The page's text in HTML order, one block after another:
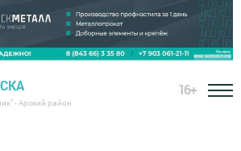
- Арский район
16+